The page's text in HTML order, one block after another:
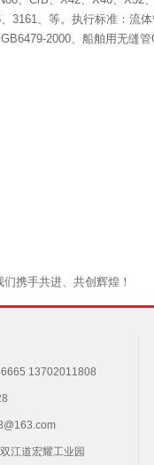
3161、等。执行标准：流
2000、船舶用无缝
携手共进、共创辉煌！
13702011808
江道宏耀工业园